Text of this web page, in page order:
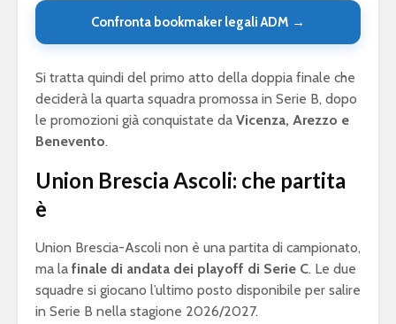
Confronta bookmaker legali ADM →
Si tratta quindi del primo atto della doppia finale che
deciderà la quarta squadra promossa in Serie B, dopo
le promozioni già conquistate da Vicenza, Arezzo e
Benevento.
Union Brescia Ascoli: che partita
è
Union Brescia-Ascoli non è una partita di campionato,
ma la finale di andata dei playoff di Serie C. Le due
squadre si giocano l’ultimo posto disponibile per salire
in Serie B nella stagione 2026/2027.